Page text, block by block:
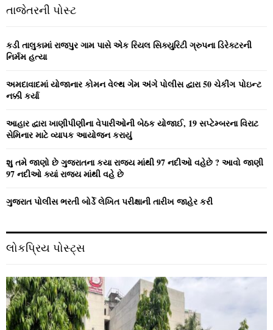
h
o
r
C
તાજેતરની પોસ્ટ
કડી તાલુકામાં રાજપુર ગામ પાસે એક રિયલ સિક્યુરિટી ગ્રુપના ડિરેક્ટરની
નિર્મમ હત્યા
અમદાવાદમાં યોજાનાર કોમન વેલ્‍થ ગેમ અંગે પોલીસ દ્વારા 50 ચેકીંગ પોઇન્‍ટ
નક્કી કર્યા
આહાર દ્વારા ખાણીપીણીના વેપારીઓની બેઠક યોજાઈ, 19 સપ્ટેમ્બરના વિરાટ
સેમિનાર માટે વ્યાપક આયોજન કરાયું
શુ તમે જાણો છે ગુજરાતના કયા રાજ્ય માંથી 97 નદીઓ વહેછે ? આવો જાણી
97 નદીઓ ક્યાં રાજ્ય માંથી વહે છે
ગુજરાત પોલીસ ભરતી બોર્ડે લેખિત પરીક્ષાની તારીખ જાહેર કરી
લોકપ્રિય પોસ્ટ્સ